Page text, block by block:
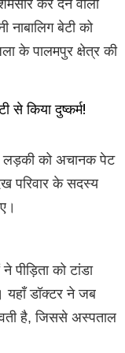
कर देने वाला
नाबालिग बेटी को
के पालमपुर क्षेत्र की
से किया दुष्कर्म!
लड़की को अचानक पेट
परिवार के सदस्य
पीड़िता को टांडा
डॉक्टर ने जब
है, जिससे अस्पताल